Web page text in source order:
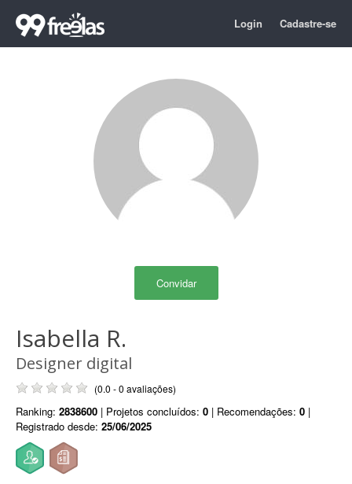
Login Cadastre-se
Convidar
Isabella R.
Designer digital
(0.0 - 0 avaliações)
Ranking: 2838600 | Projetos concluídos: 0 | Recomendações: 0 |
Registrado desde: 25/06/2025